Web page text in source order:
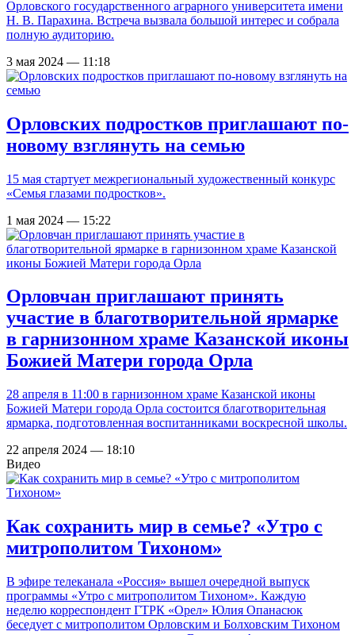
Орловского государственного аграрного университета имени
Н. В. Парахина. Встреча вызвала большой интерес и собрала
полную аудиторию.
3 мая 2024 — 11:18
Орловских подростков приглашают по-
новому взглянуть на семью
15 мая стартует межрегиональный художественный конкурс
«Семья глазами подростков».
1 мая 2024 — 15:22
Орловчан приглашают принять
участие в благотворительной ярмарке
в гарнизонном храме Казанской иконы
Божией Матери города Орла
28 апреля в 11:00 в гарнизонном храме Казанской иконы
Божией Матери города Орла состоится благотворительная
ярмарка, подготовленная воспитанниками воскресной школы.
22 апреля 2024 — 18:10
Видео
Как сохранить мир в семье? «Утро с
митрополитом Тихоном»
В эфире телеканала «Россия» вышел очередной выпуск
программы «Утро с митрополитом Тихоном». Каждую
неделю корреспондент ГТРК «Орел» Юлия Опанасюк
беседует с митрополитом Орловским и Болховским Тихоном